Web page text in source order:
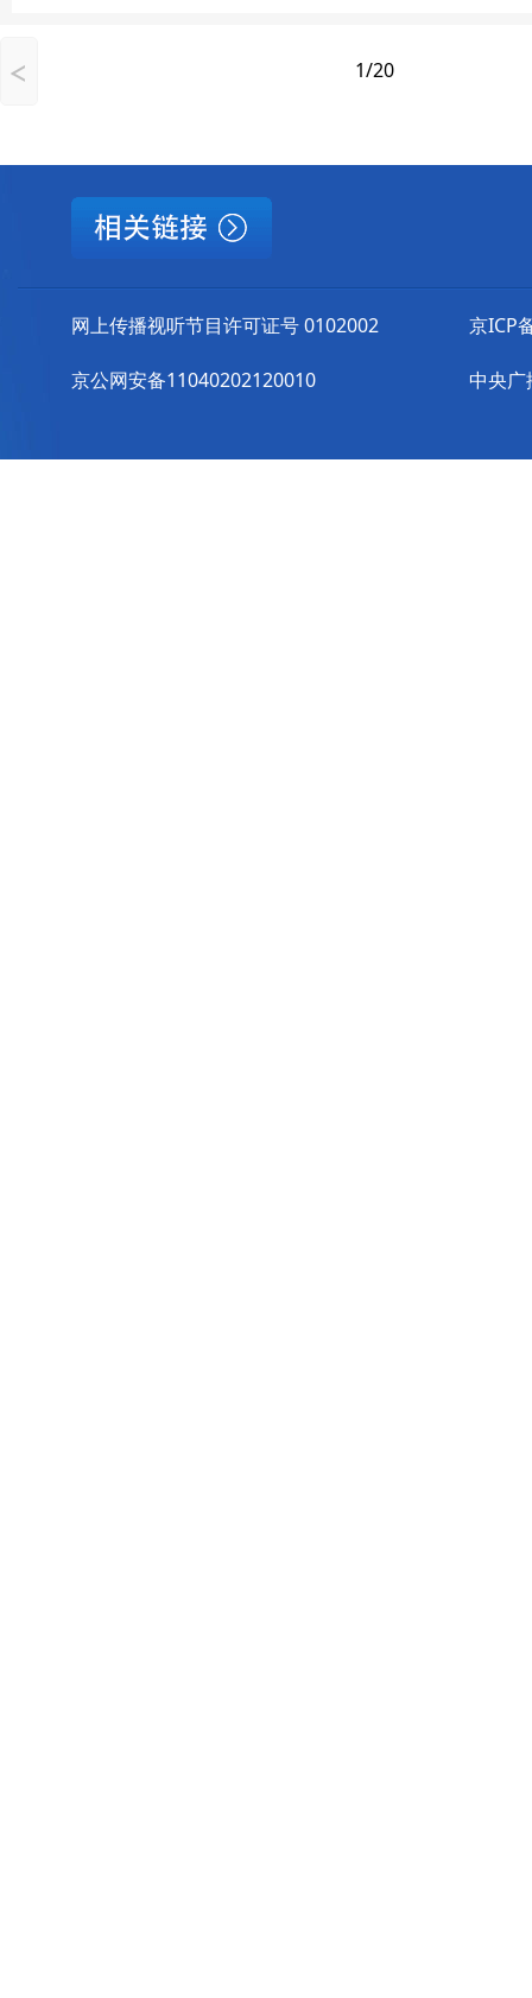
1/20
网上传播视听节目许可证号 0102002
京公网安备11040202120010
京ICP
中央广